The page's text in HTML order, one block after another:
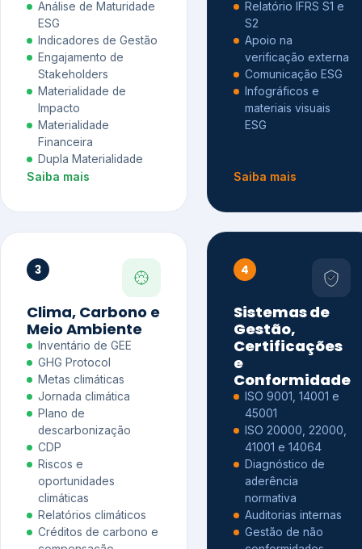
Análise de Maturidade
ESG
Indicadores de Gestão
Engajamento de
Stakeholders
Materialidade de
Impacto
Materialidade
Financeira
Dupla Materialidade
Saiba mais
Relatório IFRS S1 e
S2
Apoio na
verificação externa
Comunicação ESG
Infográficos e
materiais visuais
ESG
Saiba mais
3
Clima, Carbono e
Meio Ambiente
Inventário de GEE
GHG Protocol
Metas climáticas
Jornada climática
Plano de
descarbonização
CDP
Riscos e
oportunidades
climáticas
Relatórios climáticos
Créditos de carbono e
4
Sistemas de
Gestão,
Certificações
e
Conformidade
ISO 9001, 14001 e
45001
ISO 20000, 22000,
41001 e 14064
Diagnóstico de
aderência
normativa
Auditorias internas
Gestão de não